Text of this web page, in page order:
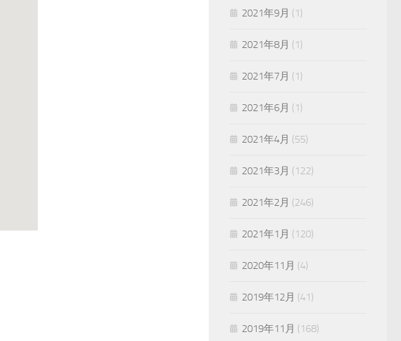
2021年9月 (1)
2021年8月 (1)
2021年7月 (1)
2021年6月 (1)
2021年4月 (55)
2021年3月 (122)
2021年2月 (246)
2021年1月 (120)
2020年11月 (4)
2019年12月 (41)
2019年11月 (168)